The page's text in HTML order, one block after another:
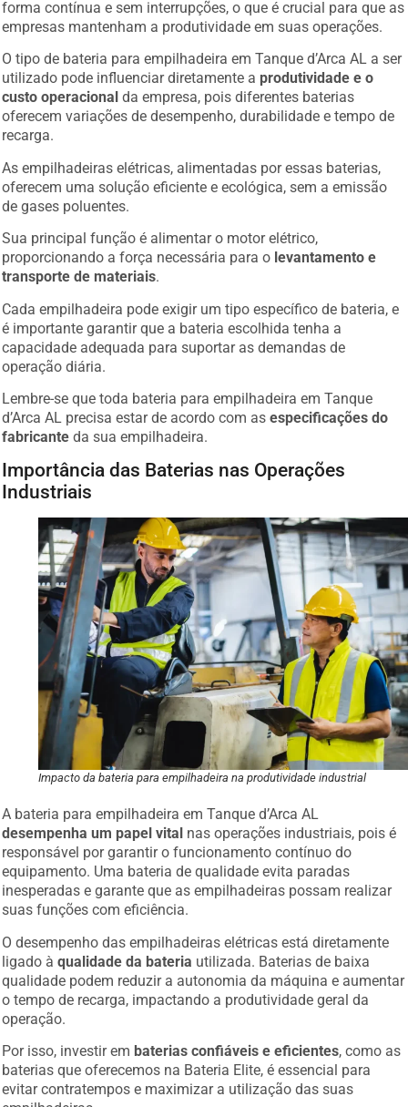
forma contínua e sem interrupções, o que é crucial para que as
empresas mantenham a produtividade em suas operações.
O tipo de bateria para empilhadeira em Tanque d’Arca AL a ser
utilizado pode influenciar diretamente a produtividade e o
custo operacional da empresa, pois diferentes baterias
oferecem variações de desempenho, durabilidade e tempo de
recarga.
As empilhadeiras elétricas, alimentadas por essas baterias,
oferecem uma solução eficiente e ecológica, sem a emissão
de gases poluentes.
Sua principal função é alimentar o motor elétrico,
proporcionando a força necessária para o levantamento e
transporte de materiais.
Cada empilhadeira pode exigir um tipo específico de bateria, e
é importante garantir que a bateria escolhida tenha a
capacidade adequada para suportar as demandas de
operação diária.
Lembre-se que toda bateria para empilhadeira em Tanque
d’Arca AL precisa estar de acordo com as especificações do
fabricante da sua empilhadeira.
Importância das Baterias nas Operações
Industriais
Impacto da bateria para empilhadeira na produtividade industrial
A bateria para empilhadeira em Tanque d’Arca AL
desempenha um papel vital nas operações industriais, pois é
responsável por garantir o funcionamento contínuo do
equipamento. Uma bateria de qualidade evita paradas
inesperadas e garante que as empilhadeiras possam realizar
suas funções com eficiência.
O desempenho das empilhadeiras elétricas está diretamente
ligado àqualidade da bateria utilizada. Baterias de baixa
qualidade podem reduzir a autonomia da máquina e aumentar
o tempo de recarga, impactando a produtividade geral da
operação.
Por isso, investir em baterias confiáveis e eficientes, como as
baterias que oferecemos na Bateria Elite, é essencial para
evitar contratempos e maximizar a utilização das suas